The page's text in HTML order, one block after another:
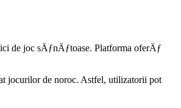
de joc sÄƒnÄƒtoase. Platforma oferÄƒ
jocurilor de noroc. Astfel, utilizatorii pot